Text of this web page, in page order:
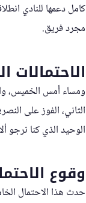
كامل دعمها للنادي
مجرد فريق.
ومساء أمس الخميس،
الثاني، الفوز على
الوحيد الذي كنا
وقوع
حدث هذا الاحتمال